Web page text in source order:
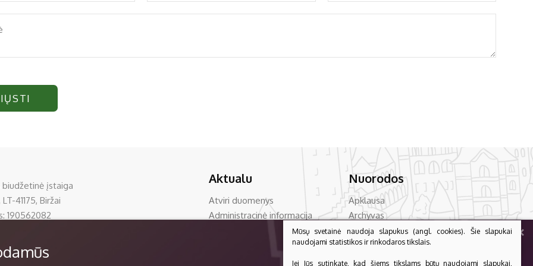
biudžetinė įstaiga
41175, Biržai
190562082
ir saugomi Juridinių asmenų registre
Aktualu
Atviri duomenys
Administracinė informacija
Korupcijos prevencija
Nuorodos
Apklausa
Archyvas
Asmens duomenų apsauga
Bilietų kainos
Dažniausiai užduodami klausimai
+
Mūsų svetainė naudoja slapukus (angl. cookies). Šie slapukai
naudojami statistikos ir rinkodaros tikslais.
Jei Jūs sutinkate, kad šiems tikslams būtų naudojami slapukai,